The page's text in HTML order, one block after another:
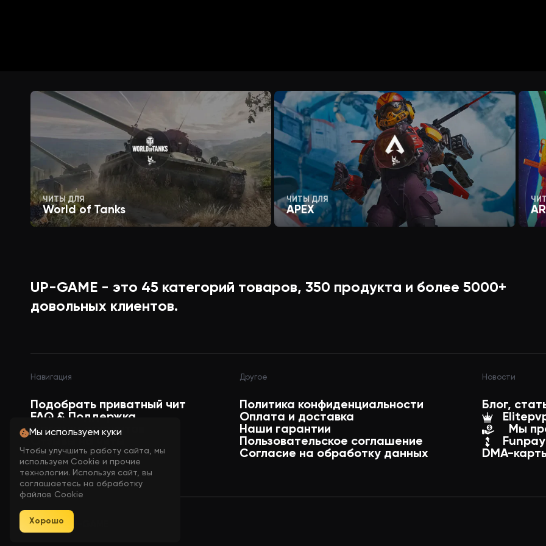
Загрузка конфига
Сброс конфига
Бинд вызова меню софта
Кастом скеил для 2к и 4к мониторов
ЧИТЫ ДЛЯ
World of Tanks
ЧИТЫ ДЛЯ
APEX
UP-GAME - это 45 категорий товаров, 350 продукта и более 5000+
довольных клиентов.
Навигация
Подобрать приватный чит
FAQ & Поддержка
Магазин аккаунтов
Статусы читов
Другое
Политика конфиденциальности
Оплата и доставка
Наши гарантии
Пользовательское соглашение
Согласие на обработку данных
Новости
Блог,
Мы
Funpay
DMA-
© 2026 UP-GAME
Мы используем куки
Чтобы улучшить работу сайта, мы
используем Cookie и прочие
технологии. Используя сайт, вы
соглашаетесь на обработку
файлов Cookie
Хорошо